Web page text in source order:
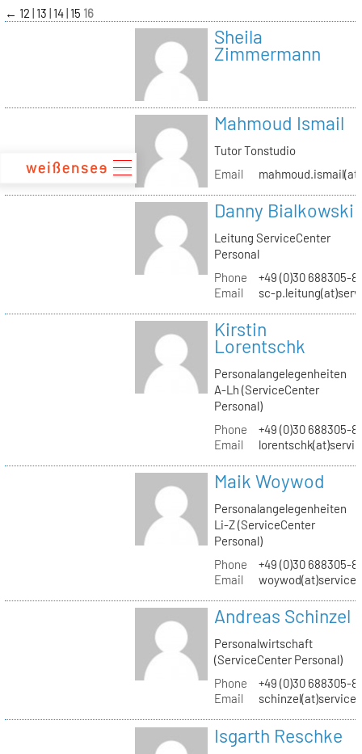
zum
Inhalt
← 12 13 14 15 16
Sheila
Zimmermann
Mahmoud Ismail
Tutor Tonstudio
Email
Danny Bialkowski
Leitung ServiceCenter
Personal
Phone
+49 (0)30 688305-
Email
sc-
Kirstin
Lorentschk
Personalangelegenheiten
A-Lh (ServiceCenter
Personal)
Phone
+49 (0)30 688305-
Email
Maik Woywod
Personalangelegenheiten
Li-Z (ServiceCenter
Personal)
Phone
+49 (0)30 688305-
Email
Andreas Schinzel
Personalwirtschaft
(ServiceCenter Personal)
Phone
+49 (0)30 688305-
Email
Isgarth Reschke